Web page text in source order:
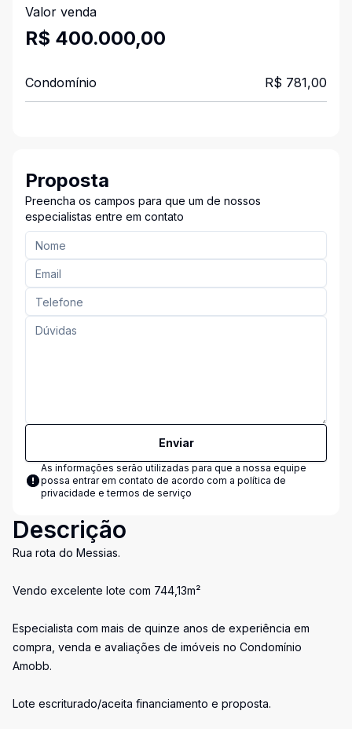
Valor venda
R$ 400.000,00
Condomínio R$ 781,00
Proposta
Preencha os campos para que um de nossos
especialistas entre em contato
Enviar
As informações serão utilizadas para que a nossa equipe
possa entrar em contato de acordo com a política de
privacidade e termos de serviço
Descrição
Rua rota do Messias.
Vendo excelente lote com 744,13m²
Especialista com mais de quinze anos de experiência em
compra, venda e avaliações de imóveis no Condomínio
Amobb.
Lote escriturado/aceita financiamento e proposta.